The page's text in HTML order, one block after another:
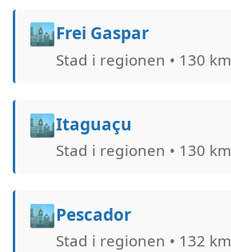
🏙️Frei Gaspar
Stad i regionen • 130 km
🏙️Itaguaçu
Stad i regionen • 130 km
🏙️Pescador
Stad i regionen • 132 km